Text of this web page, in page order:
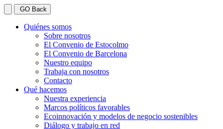
GO Back
Quiénes somos
Sobre nosotros
El Convenio de Estocolmo
El Convenio de Barcelona
Nuestro equipo
Trabaja con nosotros
Contacto
Qué hacemos
Nuestra experiencia
Marcos políticos favorables
Ecoinnovación y modelos de negocio sostenibles
Diálogo y trabajo en red